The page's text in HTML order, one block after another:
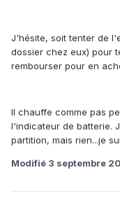
J'hésite, soit tenter de
dossier chez eux) pour
rembourser pour en
Il chauffe comme pas
l'indicateur de batterie.
partition, mais rien...je
Modifié 3 septembre